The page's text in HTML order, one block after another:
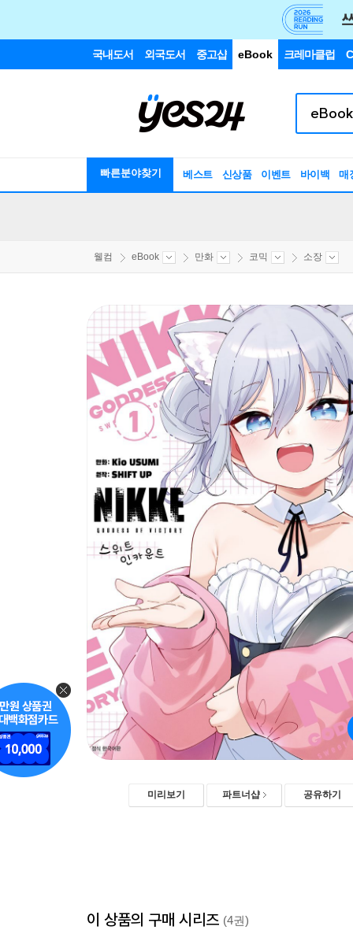
국내도서 외국도서 중고샵 eBook 크레마클럽
빠른분야찾기 베스트 신상품 이벤트 바이백 매
웰컴 eBook 만화 코믹 소장
미리보기 파트너샵 공유하기
이 상품의 구매 시리즈 (4권)